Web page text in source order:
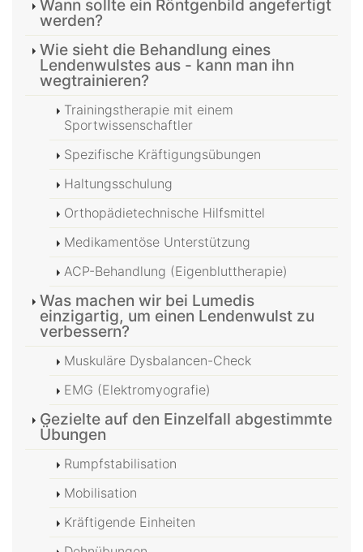
Wann sollte ein Röntgenbild angefertigt
werden?
Wie sieht die Behandlung eines
Lendenwulstes aus - kann man ihn
wegtrainieren?
Trainingstherapie mit einem
Sportwissenschaftler
Spezifische Kräftigungsübungen
Haltungsschulung
Orthopädietechnische Hilfsmittel
Medikamentöse Unterstützung
ACP-Behandlung (Eigenbluttherapie)
Was machen wir bei Lumedis
einzigartig, um einen Lendenwulst zu
verbessern?
Muskuläre Dysbalancen-Check
EMG (Elektromyografie)
Gezielte auf den Einzelfall abgestimmte
Übungen
Rumpfstabilisation
Mobilisation
Kräftigende Einheiten